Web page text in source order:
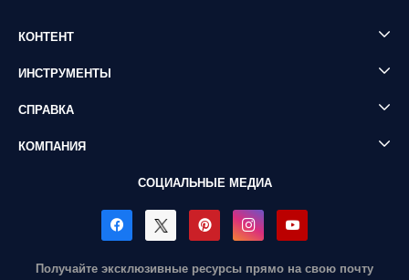
КОНТЕНТ
ИНСТРУМЕНТЫ
СПРАВКА
КОМПАНИЯ
СОЦИАЛЬНЫЕ МЕДИА
Получайте эксклюзивные ресурсы прямо на свою почту